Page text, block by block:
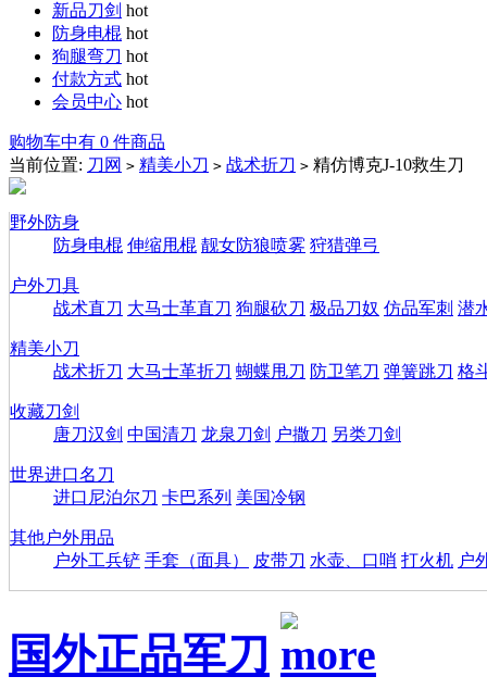
新品刀剑 hot
防身电棍 hot
狗腿弯刀 hot
付款方式 hot
会员中心 hot
购物车中有 0 件商品
当前位置: 刀网 > 精美小刀 > 战术折刀 > 精仿博克J-10救生刀
野外防身
防身电棍 伸缩甩棍 靓女防狼喷雾 狩猎弹弓
户外刀具
战术直刀 大马士革直刀 狗腿砍刀 极品刀奴 仿品军刺 潜
精美小刀
战术折刀 大马士革折刀 蝴蝶甩刀 防卫笔刀 弹簧跳刀 格
收藏刀剑
唐刀汉剑 中国清刀 龙泉刀剑 户撒刀 另类刀剑
世界进口名刀
进口尼泊尔刀 卡巴系列 美国冷钢
其他户外用品
户外工兵铲 手套（面具） 皮带刀 水壶、口哨 打火机 户
国外正品军刀